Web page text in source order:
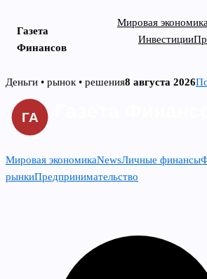
Газета
Финансов
Мировая экономика
Инвестиции
Skip
content
Деньги • рынок • решения8 августа 2026
Мировая экономикаNewsЛичные финансы
рынкиПредпринимательство